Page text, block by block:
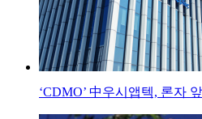
‘CDMO’ 中우시앱텍, 론자